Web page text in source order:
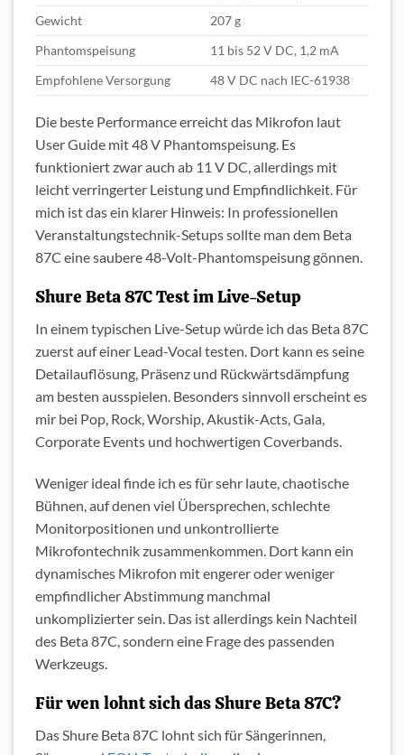
Gewicht
207 g
Phantomspeisung
11 bis 52 V DC, 1,2 mA
Empfohlene Versorgung
48 V DC nach IEC-61938
Die beste Performance erreicht das Mikrofon laut
User Guide mit 48 V Phantomspeisung. Es
funktioniert zwar auch ab 11 V DC, allerdings mit
leicht verringerter Leistung und Empfindlichkeit. Für
mich ist das ein klarer Hinweis: In professionellen
Veranstaltungstechnik-Setups sollte man dem Beta
87C eine saubere 48-Volt-Phantomspeisung gönnen.
Shure Beta 87C Test im Live-Setup
In einem typischen Live-Setup würde ich das Beta 87C
zuerst auf einer Lead-Vocal testen. Dort kann es seine
Detailauflösung, Präsenz und Rückwärtsdämpfung
am besten ausspielen. Besonders sinnvoll erscheint es
mir bei Pop, Rock, Worship, Akustik-Acts, Gala,
Corporate Events und hochwertigen Coverbands.
Weniger ideal finde ich es für sehr laute, chaotische
Bühnen, auf denen viel Übersprechen, schlechte
Monitorpositionen und unkontrollierte
Mikrofontechnik zusammenkommen. Dort kann ein
dynamisches Mikrofon mit engerer oder weniger
empfindlicher Abstimmung manchmal
unkomplizierter sein. Das ist allerdings kein Nachteil
des Beta 87C, sondern eine Frage des passenden
Werkzeugs.
Für wen lohnt sich das Shure Beta 87C?
Das Shure Beta 87C lohnt sich für Sängerinnen,